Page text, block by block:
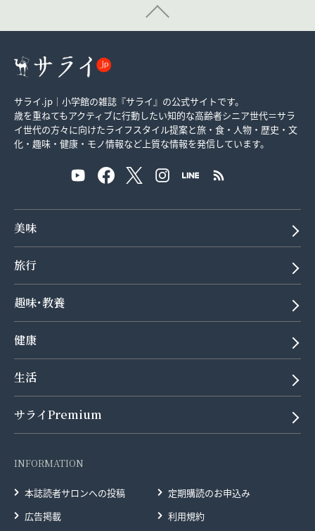
サライ.jp｜小学館の雑誌『サライ』の公式サイトです。
歳を重ねてもアクティブに行動したい知的な高齢者シニア世代＝サラ
イ世代の方々に向けたライフスタイル提案と旅・食・人物・歴史・文
化・趣味・健康・モノ情報など上質な情報を発信しています。
美味
旅行
趣味･教養
健康
生活
サライPremium
INFORMATION
本誌読者サロンへの投稿
定期購読のお申込み
広告掲載
利用規約